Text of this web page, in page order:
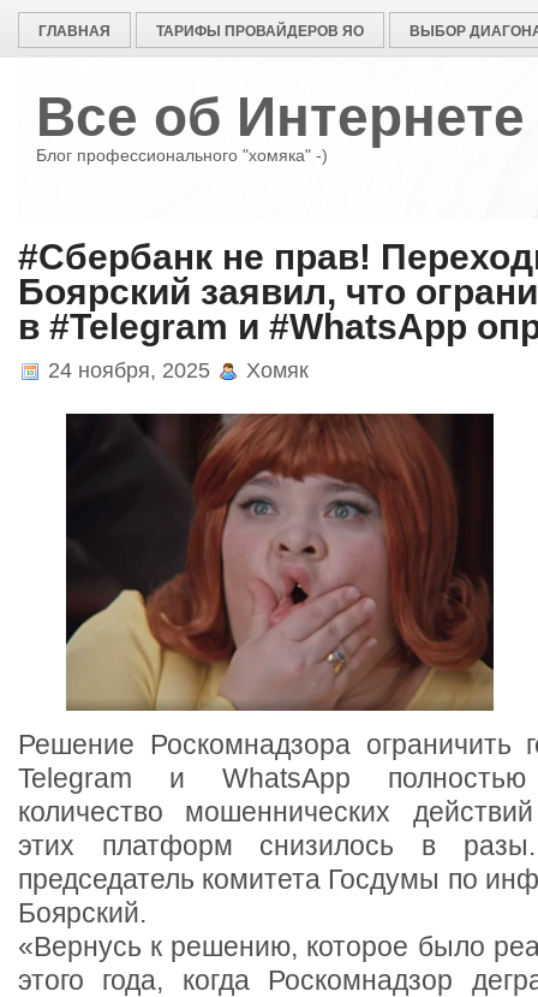
ГЛАВНАЯ ТАРИФЫ ПРОВАЙДЕРОВ ЯО ВЫБОР
Все об Интернете
Блог профессионального "хомяка" -)
#Сбербанк не прав!
Боярский заявил, что
в #Telegram и #WhatsApp
24 ноября, 2025 Хомяк
Решение Роскомнадзора ограничить
Telegram и WhatsApp
количество мошеннических
этих платформ снизилось в
председатель комитета Госдумы по
Боярский.
«Вернусь к решению, которое было
этого года, когда Роскомнадзор